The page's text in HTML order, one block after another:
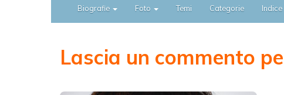
Biografie Foto Temi Categorie Indice
Lascia un commento